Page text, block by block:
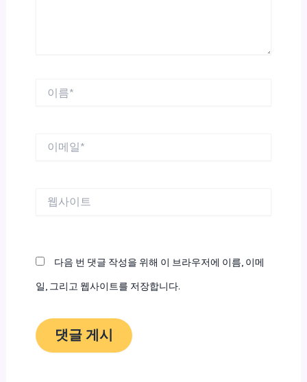
다음 번 댓글 작성을 위해 이 브라우저에 이름, 이메
일, 그리고 웹사이트를 저장합니다.